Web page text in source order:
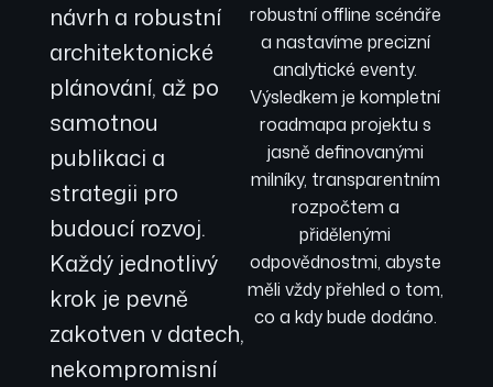
návrh a robustní
architektonické
plánování, až po
samotnou
publikaci a
strategii pro
budoucí rozvoj.
Každý jednotlivý
krok je pevně
zakotven v datech,
nekompromisní
robustní offline scénáře
a nastavíme precizní
analytické eventy.
Výsledkem je kompletní
roadmapa projektu s
jasně definovanými
milníky, transparentním
rozpočtem a
přidělenými
odpovědnostmi, abyste
měli vždy přehled o tom,
co a kdy bude dodáno.